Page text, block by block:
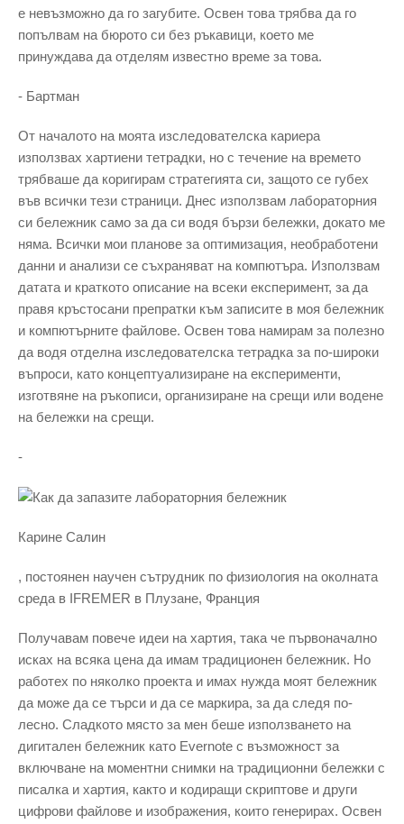
е невъзможно да го загубите. Освен това трябва да го
попълвам на бюрото си без ръкавици, което ме
принуждава да отделям известно време за това.
- Бартман
От началото на моята изследователска кариера
използвах хартиени тетрадки, но с течение на времето
трябваше да коригирам стратегията си, защото се губех
във всички тези страници. Днес използвам лабораторния
си бележник само за да си водя бързи бележки, докато ме
няма. Всички мои планове за оптимизация, необработени
данни и анализи се съхраняват на компютъра. Използвам
датата и краткото описание на всеки експеримент, за да
правя кръстосани препратки към записите в моя бележник
и компютърните файлове. Освен това намирам за полезно
да водя отделна изследователска тетрадка за по-широки
въпроси, като концептуализиране на експерименти,
изготвяне на ръкописи, организиране на срещи или водене
на бележки на срещи.
-
Карине Салин
, постоянен научен сътрудник по физиология на околната
среда в IFREMER в Плузане, Франция
Получавам повече идеи на хартия, така че първоначално
исках на всяка цена да имам традиционен бележник. Но
работех по няколко проекта и имах нужда моят бележник
да може да се търси и да се маркира, за да следя по-
лесно. Сладкото място за мен беше използването на
дигитален бележник като Evernote с възможност за
включване на моментни снимки на традиционни бележки с
писалка и хартия, както и кодиращи скриптове и други
цифрови файлове и изображения, които генерирах. Освен